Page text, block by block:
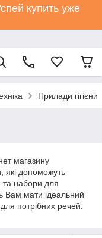
купить уже
Прилади гігієни
магазину
які допоможуть
та набори для
Вам мати ідеальний
потрібних речей.